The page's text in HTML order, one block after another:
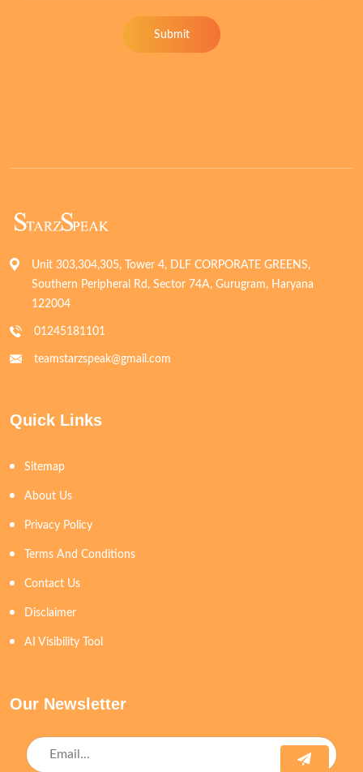
Submit
Unit 303,304,305, Tower 4, DLF CORPORATE GREENS,
Southern Peripheral Rd, Sector 74A, Gurugram, Haryana
122004
01245181101
teamstarzspeak@gmail.com
Quick Links
Sitemap
About Us
Privacy Policy
Terms And Conditions
Contact Us
Disclaimer
AI Visibility Tool
Our Newsletter